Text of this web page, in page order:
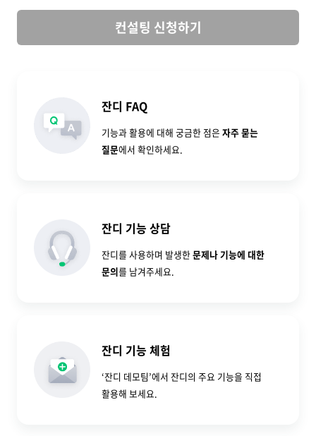
컨설팅 신청하기
잔디 FAQ
기능과 활용에 대해 궁금한 점은 자주 묻는
질문에서 확인하세요.
잔디 기능 상담
잔디를 사용하며 발생한문제나 기능에 대한
문의를 남겨주세요.
잔디 기능 체험
‘잔디 데모팀’에서 잔디의 주요 기능을 직접
활용해 보세요.